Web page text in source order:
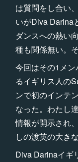
は質問をし合い
いがDiva Darina
ダンスへの熱い
種も関係無い。
今回はその1メ
るイギリス人の
ンで初のインテ
なった。わたし
情報が開示され
しの渡英の大き
Diva Darinaイギ